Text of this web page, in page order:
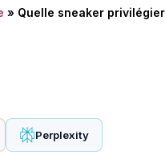
» Quelle sneaker
Perplexity